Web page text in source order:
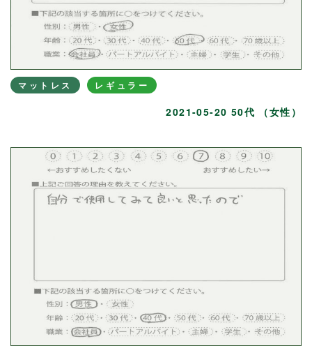
マットレス レギュラー
2021-05-20 50代 （女性）